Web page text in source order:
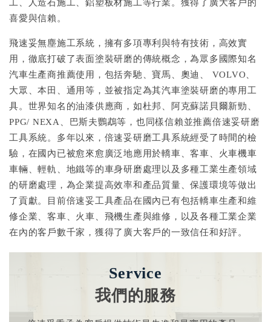
工、人造石施工、鋁塑板材施工等行業。獲得了廣大客戶的
喜愛與信賴。
飛速妥無塵施工系統，擁有多項專利與特有技術，高效實
用，徹底打破了表面塗裝研磨的傳統概念，為眾多國際知名
汽車生產商推薦使用，包括奔馳、寶馬、奧迪、 VOLVO、
大眾、本田、通用等，並被指定為其汽車塗裝研磨的專用工
具。世界知名的油漆供應商，如杜邦、阿克蘇諾貝爾新勁、
PPG/ NEXA、巴斯夫鸚鵡等，也同樣信賴並推薦倍速妥研磨
工具系統。多年以來，倍速妥研磨工具系統經受了時間的檢
驗，在國內已被愈來愈廣泛地應用於轎車、客車、火車機車
車輛、輕軌、地鐵等的車身研磨處理以及多種工業生產領域
的研磨處理，為企業提高效率和產品質量、保護環境等做出
了貢獻。目前倍速妥工具產品在國內已有包括轎車生產和維
修企業、客車、火車、飛機生產與維修，以及各種工業企業
在內的客戶數千家，獲得了廣大客戶的一致信任和好評。
Service
我們的服務